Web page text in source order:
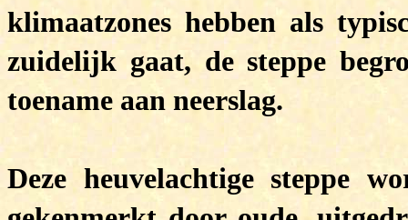
klimaatzones hebben als
zuidelijk gaat, de steppe
toename aan neerslag.
Deze heuvelachtige steppe